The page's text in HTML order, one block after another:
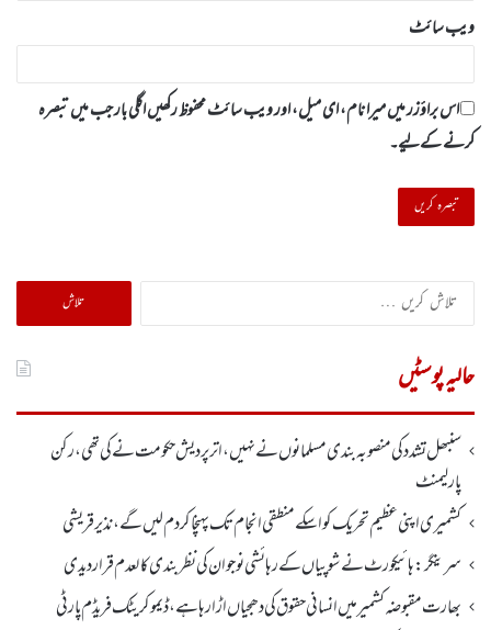
ویب‌ سائٹ
اس براؤزر میں میرا نام، ای میل، اور ویب سائٹ محفوظ رکھیں اگلی بار جب میں تبصرہ
کرنے کےلیے۔
تلاش
کریں
حالیہ پوسٹیں
سنبھل تشدد کی منصوبہ بندی مسلمانوں نے نہیں ، اتر پردیش حکومت نے کی تھی، رکن
پارلیمنٹ
کشمیری اپنی عظیم تحریک کو اسکے منطقی انجام تک پہنچا کر دم لیں گے، نذیر قریشی
سرینگر:ہائیکورٹ نے شوپیاں کے رہائشی نوجوان کی نظربندی کالعدم قرار دیدی
بھارت مقبوضہ کشمیر میں انسانی حقوق کی دھجیاں اڑا رہا ہے، ڈیموکریٹک فریڈم پارٹی